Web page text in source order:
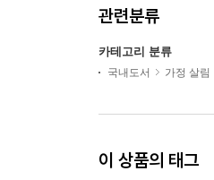
관련분류
카테고리 분류
국내도서 가정 살림
이 상품의 태그